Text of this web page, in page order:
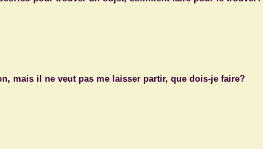
mais il ne veut pas me laisser partir, que dois-je faire?